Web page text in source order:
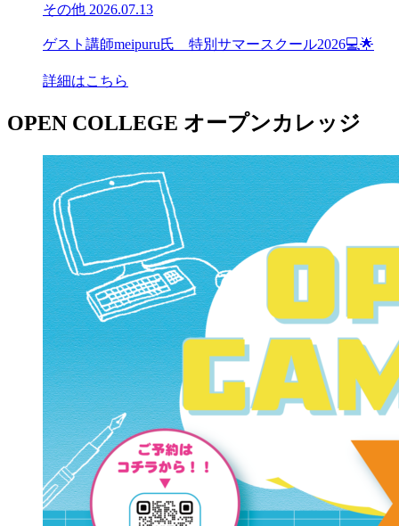
その他 2026.07.13
ゲスト講師meipuru氏 特別サマースクール2026💻🌟
詳細はこちら
OPEN COLLEGE オープンカレッジ